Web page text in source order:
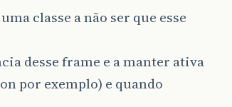
classe a não ser que esse
desse frame e a manter ativa
por exemplo) e quando